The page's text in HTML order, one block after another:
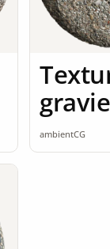
ambientCG